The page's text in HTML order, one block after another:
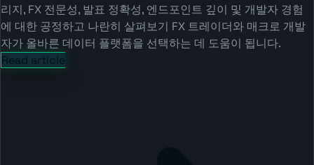
리지, FX 전문성, 발표 정확성, 엔드포인트 깊이 및 개발자 경험
에 대한 공정하고 나란히 살펴보기 FX 트레이더와 매크로 개발
자가 올바른 데이터 플랫폼을 선택하는 데 도움이 됩니다.
Read article